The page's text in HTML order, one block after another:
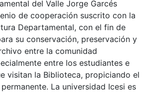
del Valle Jorge Garcés
de cooperación suscrito con la
Departamental, con el fin de
su conservación, preservación y
entre la comunidad
entre los estudiantes e
visitan la Biblioteca, propiciando el
La universidad Icesi es